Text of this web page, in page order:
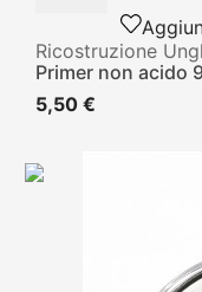
Ricostruzione
Primer non acido
5,50 €